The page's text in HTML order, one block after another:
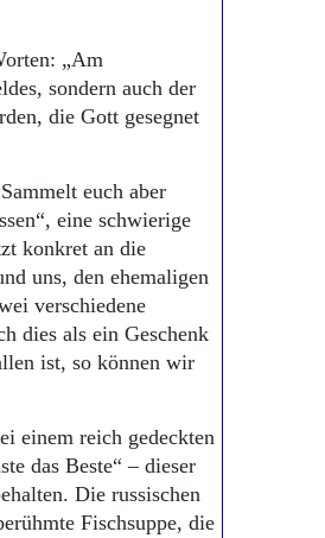
„Am
sondern auch der
die Gott gesegnet
euch aber
eine schwierige
konkret an die
uns, den ehemaligen
verschiedene
dies als ein Geschenk
ist, so können wir
einem reich gedeckten
das Beste“ – dieser
Die russischen
Fischsuppe, die